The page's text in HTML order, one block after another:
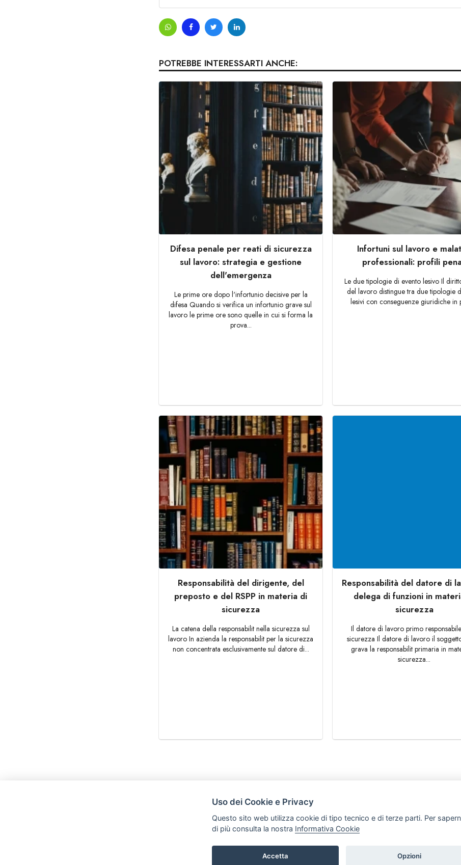
POTREBBE INTERESSARTI ANCHE:
Difesa penale per reati di sicurezza
sul lavoro: strategia e gestione
dell'emergenza
Le prime ore dopo l'infortunio decisive per la
difesa Quando si verifica un infortunio grave sul
lavoro le prime ore sono quelle in cui si forma la
prova...
Infortuni sul lavoro e
professionali: profili
Le due tipologie di evento lesivo Il
del lavoro distingue tra due tipologie
lesivi con conseguenze giuridiche in
Responsabilità del dirigente, del
preposto e del RSPP in materia di
sicurezza
La catena della responsabilit nella sicurezza sul
lavoro In azienda la responsabilit per la sicurezza
non concentrata esclusivamente sul datore di...
Responsabilità del datore di
delega di funzioni in
sicurezza
Il datore di lavoro primo
sicurezza Il datore di lavoro il
grava la responsabilit primaria in
sicurezza...
ARTICOLI
Uso dei Cookie e Privacy
Questo sito web utilizza cookie di tipo tecnico e di terze parti. Per
di più consulta la nostra Informativa Cookie
Accetta Opzioni